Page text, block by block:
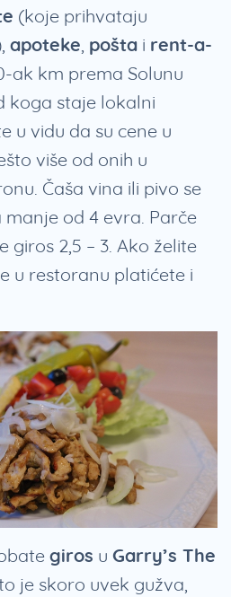
(koje prihvataju
apoteke, pošta i rent-a-
ak km prema Solunu
koga staje lokalni
u vidu da su cene u
više od onih u
Čaša vina ili pivo se
od 4 evra. Parče
giros 2,5 – 3. Ako želite
u restoranu platićete i
giros u Garry’s The
je skoro uvek gužva,